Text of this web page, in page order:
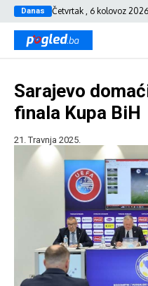
Danas Četvrtak , 6 kolovoz 2026
Sarajevo
finala Kupa BiH
21. Travnja 2025.